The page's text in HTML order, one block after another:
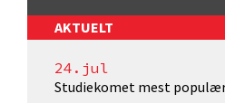
AKTUELT
24.jul
Studiekomet mest